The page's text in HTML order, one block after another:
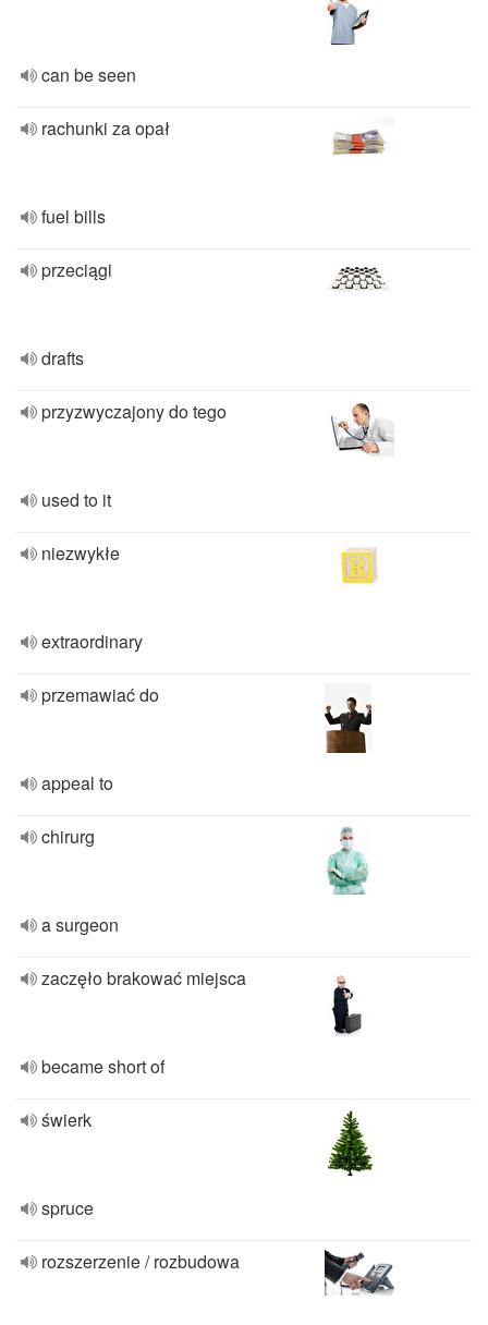
can be seen
rachunki za opał
fuel bills
przeciągi
drafts
przyzwyczajony do tego
used to it
niezwykłe
extraordinary
przemawiać do
appeal to
chirurg
a surgeon
zaczęło brakować miejsca
became short of
świerk
spruce
rozszerzenie / rozbudowa